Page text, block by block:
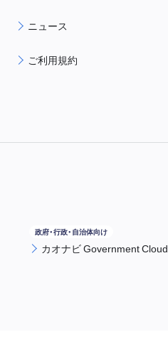
ニュース
ご利用規約
カオナビ Government Cloud